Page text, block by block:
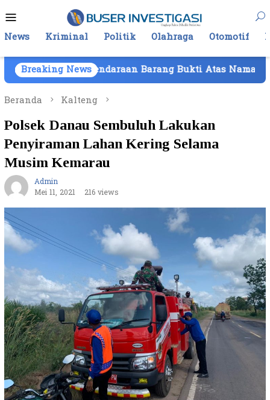
ke
kontenMobile
News Kriminal Politik Olahraga Otomotif
Breaking News
Kendaraan Barang Bukti Atas Nama PT Mitra Usaha
Beranda
Kalteng
Polsek Danau Sembuluh Lakukan
Penyiraman Lahan Kering Selama
Musim Kemarau
Admin
Mei 11, 2021
216 views